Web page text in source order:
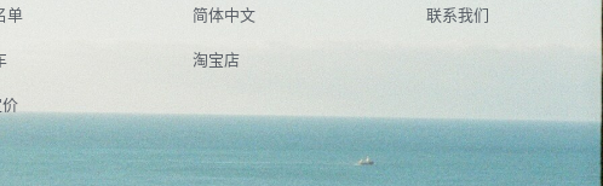
单
简体中文
淘宝店
联系我们